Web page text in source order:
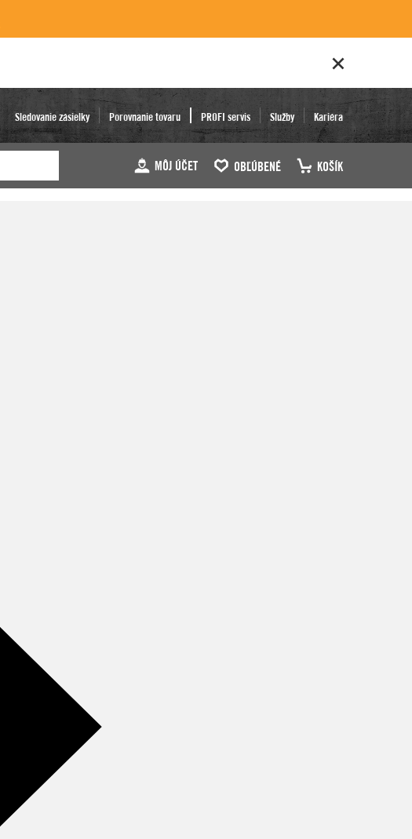
Sledovanie zásielky Porovnanie tovaru PROFI servis Služby Kariéra
MÔJ ÚČET OBĽÚBENÉ KOŠÍK